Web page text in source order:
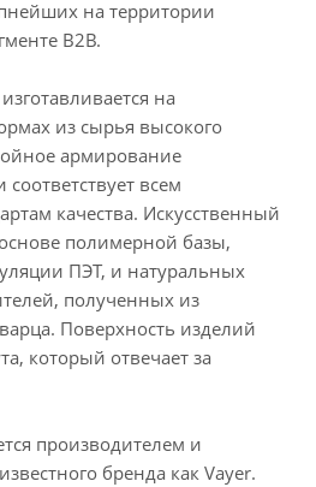
на территории
В2В.
на
из сырья высокого
армирование
всем
качества. Искусственный
полимерной базы,
ПЭТ, и натуральных
полученных из
Поверхность изделий
который отвечает за
производителем и
бренда как Vayer.